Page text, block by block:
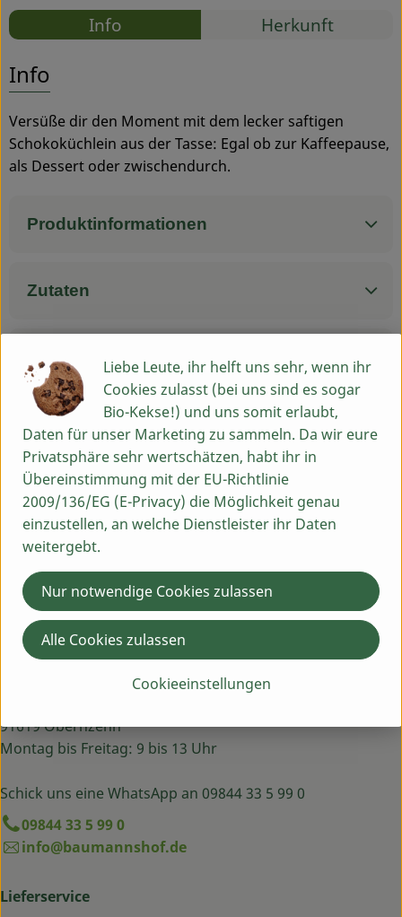
Über uns
Blog & Aktuelles
Rezepte
Info Herkunft
Info
Versüße dir den Moment mit dem lecker saftigen
Schokoküchlein aus der Tasse: Egal ob zur Kaffeepause,
als Dessert oder zwischendurch.
Produktinformationen
Zutaten
Nährwert-Info
Herkunft
Hersteller: Biovegan
Diverse
Biovegan
Du hast eine Frage? Wir helfen dir gern:
91619 Obernzenn
Montag bis Freitag: 9 bis 13 Uhr
Schick uns eine WhatsApp an 09844 33 5 99 0
09844 33 5 99 0
info@baumannshof.de
Lieferservice
Liebe Leute, ihr helft uns sehr, wenn ihr
Cookies zulasst (bei uns sind es sogar
Bio-Kekse!) und uns somit erlaubt,
Daten für unser Marketing zu sammeln. Da wir eure
Privatsphäre sehr wertschätzen, habt ihr in
Übereinstimmung mit der EU-Richtlinie
2009/136/EG (E-Privacy) die Möglichkeit genau
einzustellen, an welche Dienstleister ihr Daten
weitergebt.
Cookieeinstellungen
Nur notwendige Cookies zulassen
Alle Cookies zulassen